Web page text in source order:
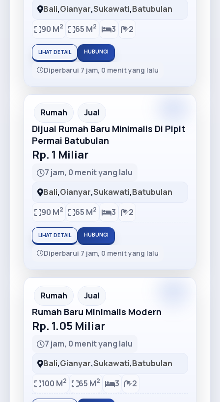
Bali,Gianyar,Sukawati,Batubulan
90 M2 65 M2 3 2
LIHAT DETAIL HUBUNGI
Diperbarui 7 jam, 0 menit yang lalu
Rumah Jual
Dijual Rumah Baru Minimalis Di Pipit
Permai Batubulan
Rp. 1 Miliar
7 jam, 0 menit yang lalu
Bali,Gianyar,Sukawati,Batubulan
90 M2 65 M2 3 2
LIHAT DETAIL HUBUNGI
Diperbarui 7 jam, 0 menit yang lalu
Rumah Jual
Rumah Baru Minimalis Modern
Rp. 1.05 Miliar
7 jam, 0 menit yang lalu
Bali,Gianyar,Sukawati,Batubulan
100 M2 65 M2 3 2